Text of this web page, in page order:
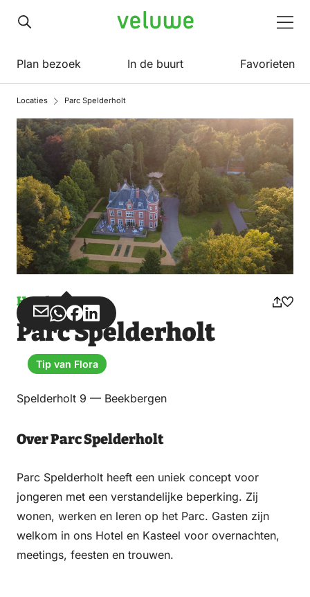
Veluwe
Plan bezoek In de buurt Favorieten
Locaties Parc Spelderholt
Hotel
Deel
via
Email
Deel
via
WhatsApp
Deel
op
Facebook
Deel
op
LinkedIn
Parc Spelderholt
Tip van Flora
Spelderholt 9 — Beekbergen
Over Parc Spelderholt
Parc Spelderholt heeft een uniek concept voor
jongeren met een verstandelijke beperking. Zij
wonen, werken en leren op het Parc. Gasten zijn
welkom in ons Hotel en Kasteel voor overnachten,
meetings, feesten en trouwen.